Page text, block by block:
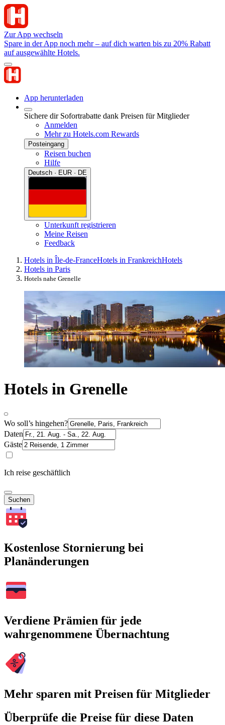
Zur App wechseln
Spare in der App noch mehr – auf dich warten bis zu 20% Rabatt
auf ausgewählte Hotels.
App herunterladen
Sichere dir Sofortrabatte dank Preisen für Mitglieder
Anmelden
Mehr zu Hotels.com Rewards
Posteingang
Reisen buchen
Hilfe
Deutsch · EUR · DE
Unterkunft registrieren
Meine Reisen
Feedback
Hotels in Île-de-FranceHotels in FrankreichHotels
Hotels in Paris
Hotels nahe Grenelle
Hotels in Grenelle
Wo soll’s hingehen?
Daten
Gäste
Ich reise geschäftlich
Suchen
Kostenlose Stornierung bei
Planänderungen
Verdiene Prämien für jede
wahrgenommene Übernachtung
Mehr sparen mit Preisen für Mitglieder
Überprüfe die Preise für diese Daten